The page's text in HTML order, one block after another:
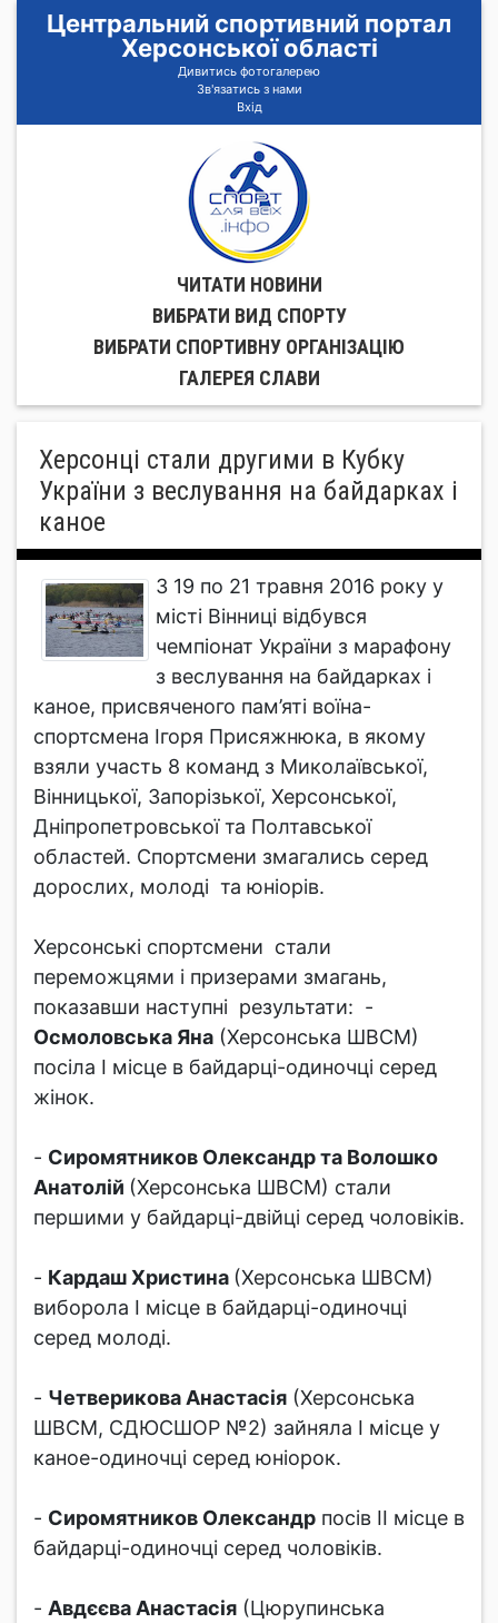
Центральний спортивний портал
Херсонської області
Дивитись фотогалерею
Зв'язатись з нами
Вхід
ЧИТАТИ НОВИНИ
ВИБРАТИ ВИД СПОРТУ
ВИБРАТИ СПОРТИВНУ ОРГАНIЗАЦIЮ
ГАЛЕРЕЯ СЛАВИ
Херсонці стали другими в Кубку
України з веслування на байдарках і
каное
З 19 по 21 травня 2016 року у
місті Вінниці відбувся
чемпіонат України з марафону
з веслування на байдарках і
каное, присвяченого пам’яті воїна-
спортсмена Ігоря Присяжнюка, в якому
взяли участь 8 команд з Миколаївської,
Вінницької, Запорізької, Херсонської,
Дніпропетровської та Полтавської
областей. Спортсмени змагались серед
дорослих, молоді та юніорів.
Херсонські спортсмени стали
переможцями і призерами змагань,
показавши наступні результати: -
Осмоловська Яна (Херсонська ШВСМ)
посіла І місце в байдарці-одиночці серед
жінок.
- Сиромятников Олександр та Волошко
Анатолій (Херсонська ШВСМ) стали
першими у байдарці-двійці серед чоловіків.
- Кардаш Христина (Херсонська ШВСМ)
виборола І місце в байдарці-одиночці
серед молоді.
- Четверикова Анастасія (Херсонська
ШВСМ, СДЮСШОР №2) зайняла І місце у
каное-одиночці серед юніорок.
- Сиромятников Олександр посів ІІ місце в
байдарці-одиночці серед чоловіків.
- Авдєєва Анастасія (Цюрупинська